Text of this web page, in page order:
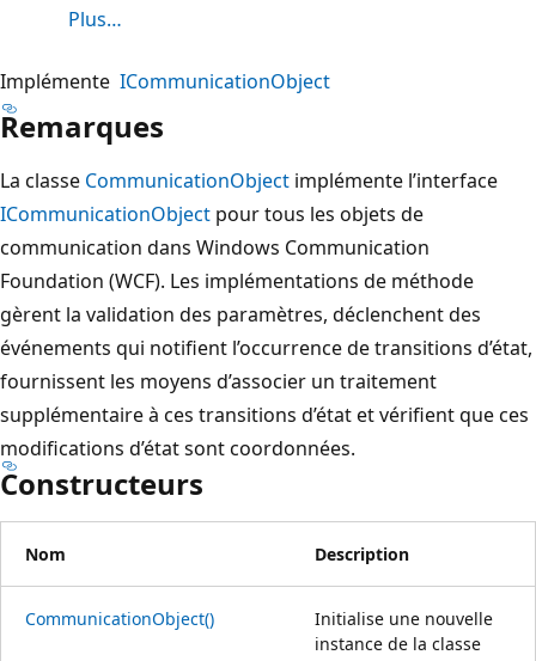
Plus…
Implémente ICommunicationObject
Remarques
La classe CommunicationObject implémente l’interface
ICommunicationObject pour tous les objets de
communication dans Windows Communication
Foundation (WCF). Les implémentations de méthode
gèrent la validation des paramètres, déclenchent des
événements qui notifient l’occurrence de transitions d’état,
fournissent les moyens d’associer un traitement
supplémentaire à ces transitions d’état et vérifient que ces
modifications d’état sont coordonnées.
Constructeurs
Nom Description
CommunicationObject()
Initialise une nouvelle
instance de la classe